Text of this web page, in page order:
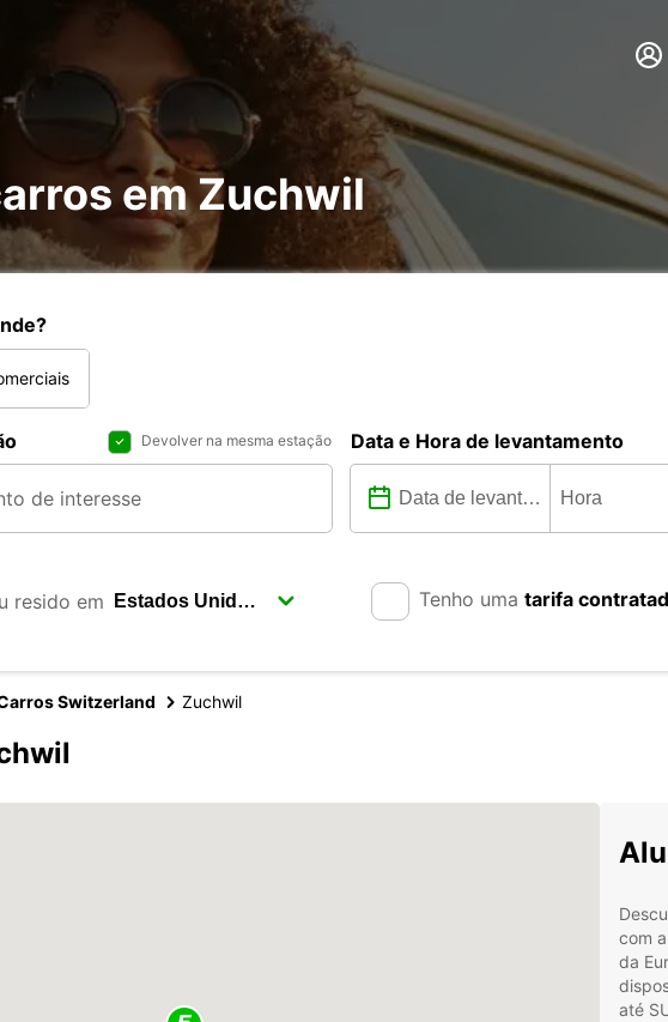
em Zuchwil
Devolver na mesma estação Data e Hora de levantamento
resido em Tenho uma tarifa
Switzerland Zuchwil
com
da
até